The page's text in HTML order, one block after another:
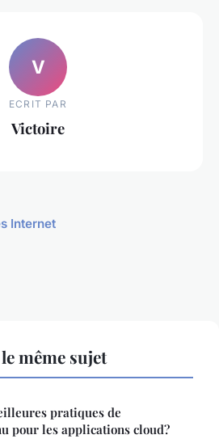
V
ECRIT PAR
Victoire
Internet
même sujet
pratiques de
pour les applications cloud?